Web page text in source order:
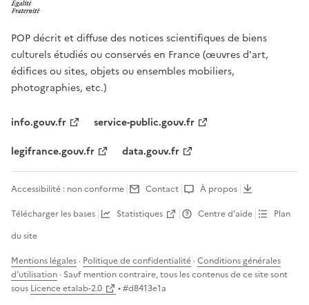
POP décrit et diffuse des notices scientifiques de biens
culturels étudiés ou conservés en France (œuvres d'art,
édifices ou sites, objets ou ensembles mobiliers,
photographies, etc.)
info.gouv.fr
service-public.gouv.fr
legifrance.gouv.fr
data.gouv.fr
Accessibilité : non conforme Contact
À propos
Télécharger les bases
Statistiques Centre d’aide
Plan
du site
Mentions légales · Politique de confidentialité ·Conditions générales
d'utilisation · Sauf mention contraire, tous les contenus de ce site sont
sous Licence etalab-2.0 • #d8413e1a